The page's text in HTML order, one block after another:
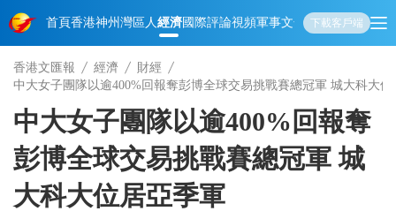
首頁香港神州 灣區人經濟國際評論視頻軍事文化 娛樂生活教育體
下載客戶端
香港文匯報 經濟
財經
中大女子團隊以逾400%回報奪彭博全球交易挑戰賽總冠軍 城大科大位
中大女子團隊以逾400%回報奪
彭博全球交易挑戰賽總冠軍 城
大科大位居亞季軍